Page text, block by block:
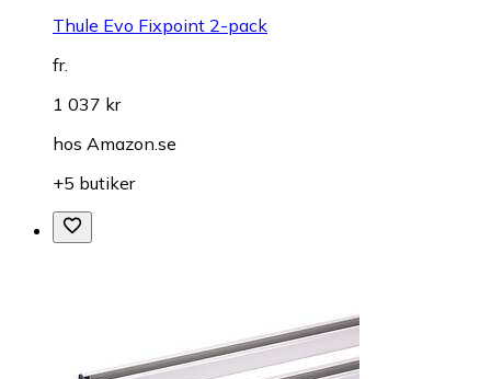
Thule Evo Fixpoint 2-pack
fr.
1 037 kr
hos Amazon.se
+5 butiker